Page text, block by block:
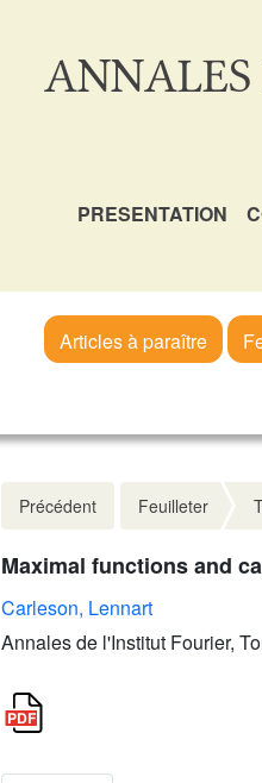
PRESENTATION
Articles à paraître
Précédent Feuilleter
Maximal functions and
Carleson, Lennart
Annales de l'Institut Fourier,